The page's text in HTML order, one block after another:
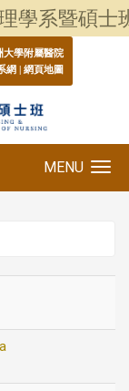
學系暨碩士
大學附屬醫院
網 | 網頁地圖
MENU